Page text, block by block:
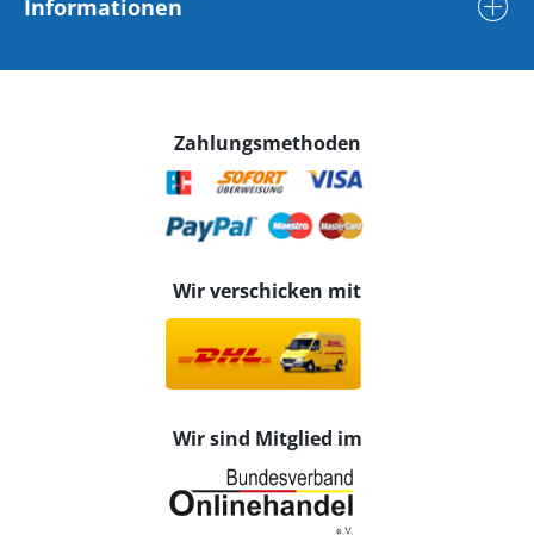
Informationen
Zahlungsmethoden
Wir verschicken mit
Wir sind Mitglied im